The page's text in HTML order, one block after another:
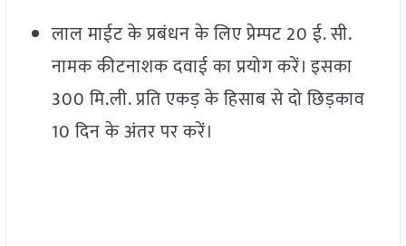
लाल माईट के प्रबंधन के लिए प्रेम्पट 20 ई. सी.
नामक कीटनाशक दवाई का प्रयोग करें। इसका
300 मि.ली. प्रति एकड़ के हिसाब से दो छिड़काव
10 दिन के अंतर पर करें।